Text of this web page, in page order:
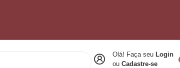
Olá! Faça seu Login
ou Cadastre-se